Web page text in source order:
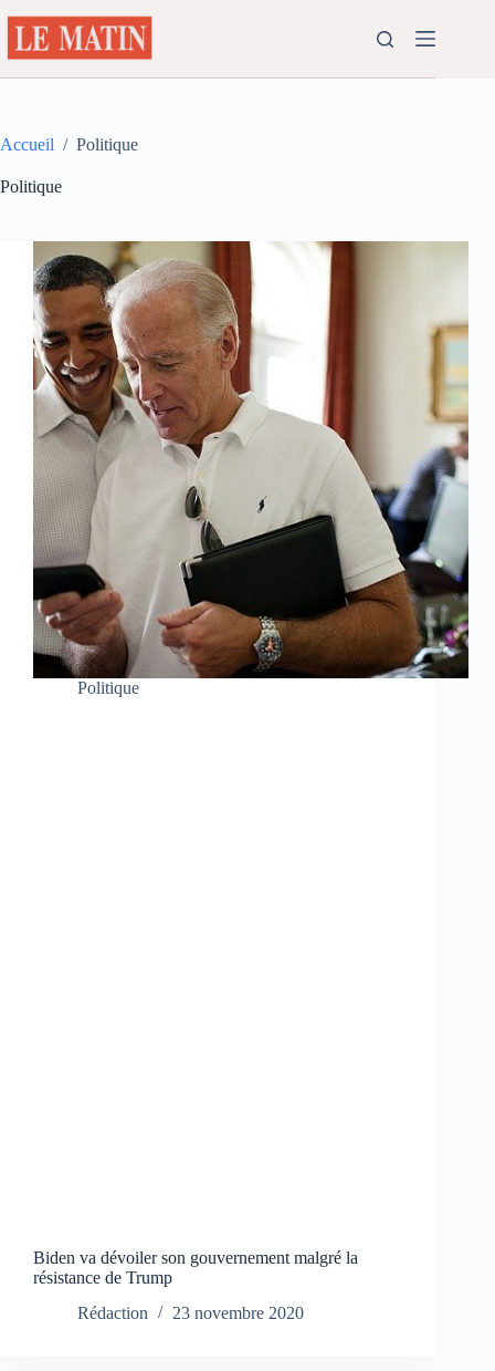
au
contenu
Accueil / Politique
Politique
Politique
Biden va dévoiler son gouvernement malgré la
résistance de Trump
Rédaction
23 novembre 2020